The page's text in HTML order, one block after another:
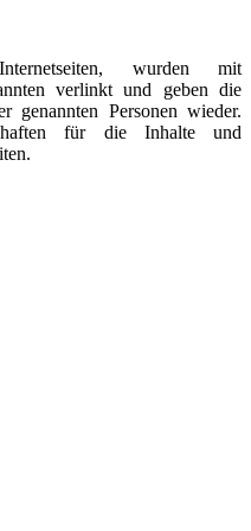
wurden mit
verlinkt und geben die
genannten Personen wieder.
für die Inhalte und